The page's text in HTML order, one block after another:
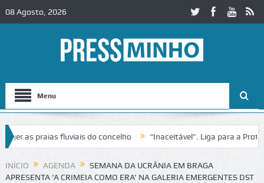
08 Agosto, 2026
Menu
praias fluviais do concelho “Inaceitável”. Liga para a Proteção
de trânsito no IC2 em Alcobaça Igreja do Castelo de
INÍCIO AGENDA
SEMANA DA UCRÂNIA EM BRAGA
APRESENTA ‘A CRIMEIA COMO ERA’ NA GALERIA EMERGENTES DST